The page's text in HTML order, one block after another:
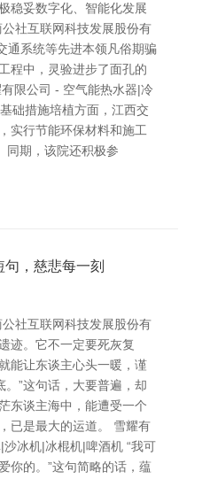
稳妥数字化、智能化发展
社互联网科技发展股份有
通系统等先进本领凡俗期骗
程中，灵验进步了面孔的
限公司 - 空气能热水器|冷
础措施培植方面，江西交
实行节能环保材料和施工
同期，该院还积极参
，慈悲每一刻
社互联网科技发展股份有
迹。它不一定要死灰复
能让东谈主心头一暖，谨
。”这句话，大要普遍，却
东谈主海中，能遭受一个
已是最大的运道。 雪耀有
冰机|冰棍机|啤酒机 “我可
你的。”这句简略的话，蕴